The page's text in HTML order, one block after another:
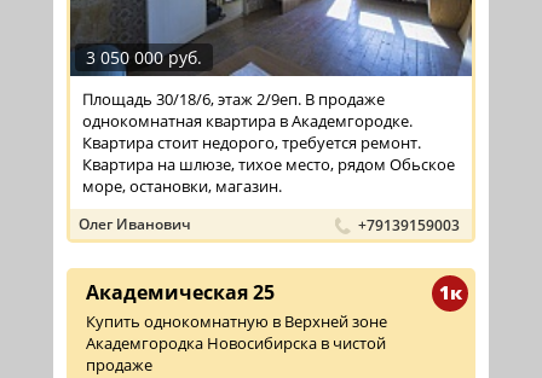
3 050 000 руб.
Площадь 30/18/6, этаж 2/9еп. В продаже
однокомнатная квартира в Академгородке.
Квартира стоит недорого, требуется ремонт.
Квартира на шлюзе, тихое место, рядом Обьское
море, остановки, магазин.
Олег Иванович +79139159003
1к
Академическая 25
Купить однокомнатную в Верхней зоне
Академгородка Новосибирска в чистой
продаже